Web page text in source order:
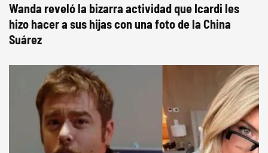
Wanda reveló la bizarra actividad que Icardi les
hizo hacer a sus hijas con una foto de la China
Suárez